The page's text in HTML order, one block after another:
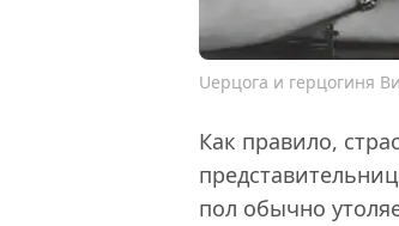
Uерцога и герцогиня
Как правило,
пол обычно